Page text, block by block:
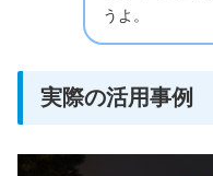
うよ。
実際の活用事例